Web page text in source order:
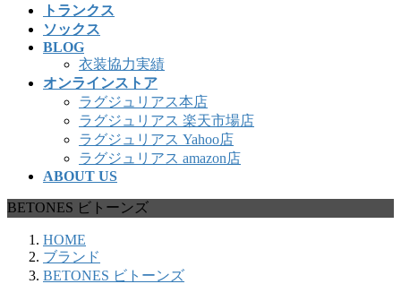
トランクス
ソックス
BLOG
衣装協力実績
オンラインストア
ラグジュリアス本店
ラグジュリアス 楽天市場店
ラグジュリアス Yahoo店
ラグジュリアス amazon店
ABOUT US
BETONES ビトーンズ
HOME
ブランド
BETONES ビトーンズ